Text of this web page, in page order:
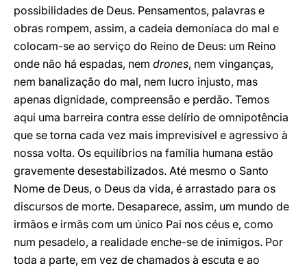
possibilidades de Deus. Pensamentos, palavras e
obras rompem, assim, a cadeia demoníaca do mal e
colocam-se ao serviço do Reino de Deus: um Reino
onde não há espadas, nem drones, nem vinganças,
nem banalização do mal, nem lucro injusto, mas
apenas dignidade, compreensão e perdão. Temos
aqui uma barreira contra esse delírio de omnipotência
que se torna cada vez mais imprevisível e agressivo à
nossa volta. Os equilíbrios na família humana estão
gravemente desestabilizados. Até mesmo o Santo
Nome de Deus, o Deus da vida, é arrastado para os
discursos de morte. Desaparece, assim, um mundo de
irmãos e irmãs com um único Pai nos céus e, como
num pesadelo, a realidade enche-se de inimigos. Por
toda a parte, em vez de chamados à escuta e ao